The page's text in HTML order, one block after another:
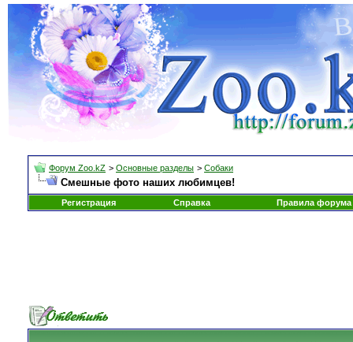
Форум Zoo.kZ > Основные разделы > Собаки
Смешные фото наших любимцев!
Регистрация Справка Правила форума